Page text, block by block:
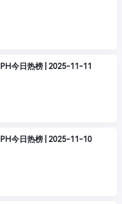
PH今日热榜 | 2025-11-11
PH今日热榜 | 2025-11-10